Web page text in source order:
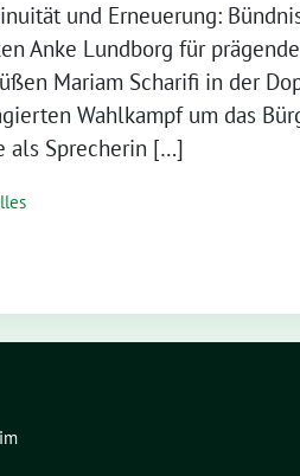
und Erneuerung:
Anke Lundborg für
Mariam Scharifi in der
Wahlkampf um das
als Sprecherin […]